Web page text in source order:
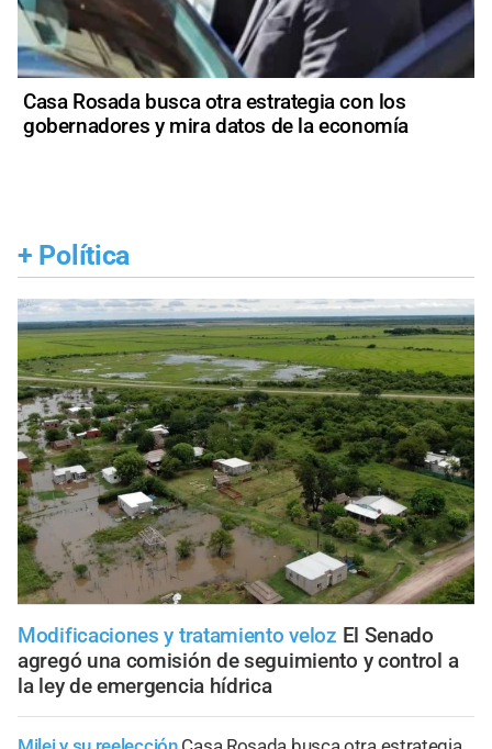
Casa Rosada busca otra estrategia con los
gobernadores y mira datos de la economía
+ Política
Modificaciones y tratamiento veloz El Senado
agregó una comisión de seguimiento y control a
la ley de emergencia hídrica